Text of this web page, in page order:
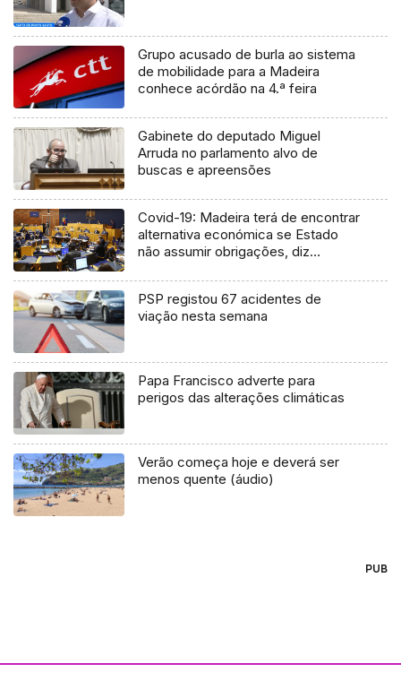
Grupo acusado de burla ao sistema
de mobilidade para a Madeira
conhece acórdão na 4.ª feira
Gabinete do deputado Miguel
Arruda no parlamento alvo de
buscas e apreensões
Covid-19: Madeira terá de encontrar
alternativa económica se Estado
não assumir obrigações, diz
PSP registou 67 acidentes de
viação nesta semana
Papa Francisco adverte para
perigos das alterações climáticas
Verão começa hoje e deverá ser
menos quente (áudio)
PUB